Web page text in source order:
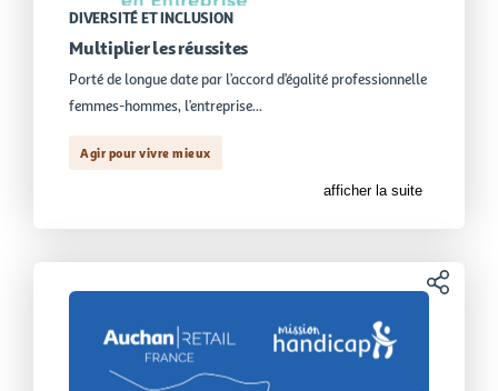
DIVERSITÉ ET INCLUSION
Multiplier les réussites
Porté de longue date par l’accord d’égalité professionnelle
femmes-hommes, l’entreprise...
Agir pour vivre mieux
afficher la suite
Partager